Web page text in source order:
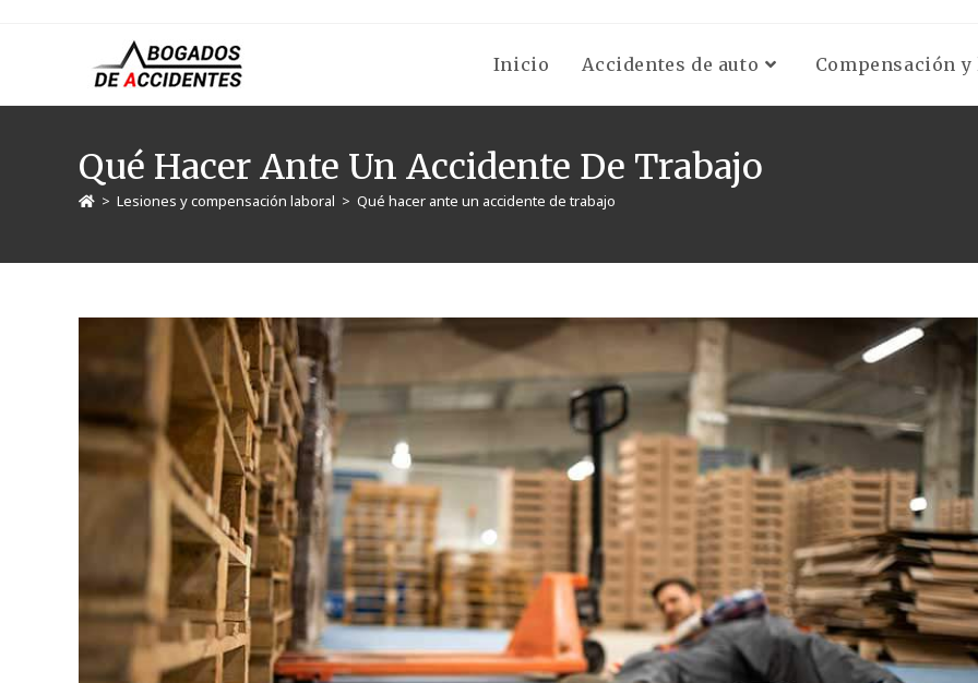
Inicio Accidentes de auto Compensación
Qué Hacer Ante Un Accidente De Trabajo
> Lesiones y compensación laboral > Qué hacer ante un accidente de trabajo